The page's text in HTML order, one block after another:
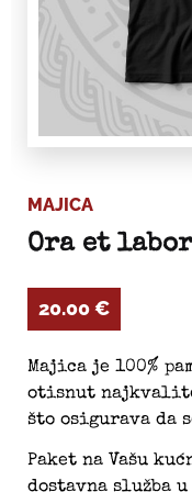
MAJICA
Ora et
20.00€
Majica je 100%
otisnut
što osigurava da
Paket na Vašu
dostavna služba